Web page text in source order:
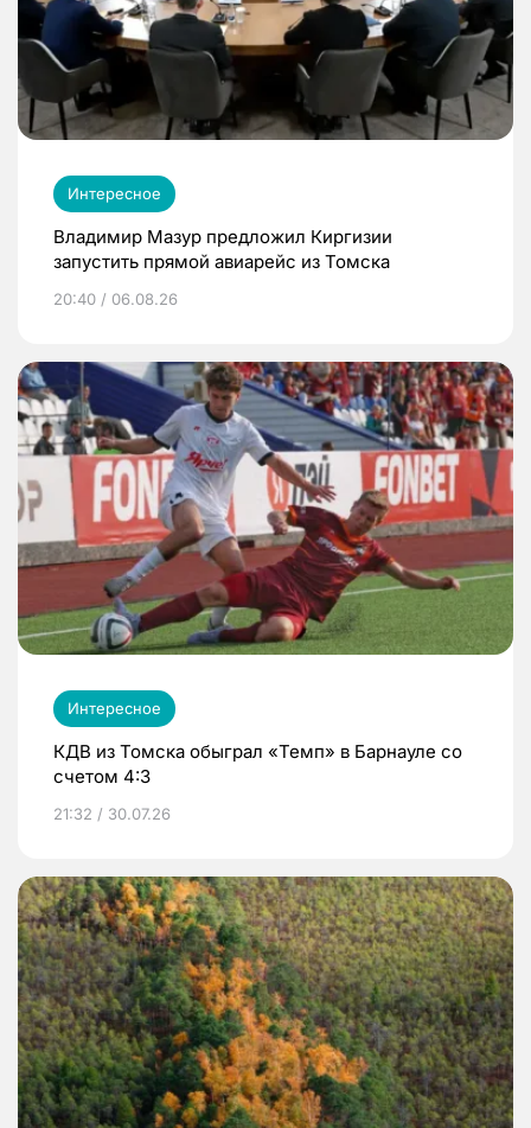
Интересное
Владимир Мазур предложил Киргизии
запустить прямой авиарейс из Томска
20:40 / 06.08.26
Интересное
КДВ из Томска обыграл «Темп» в Барнауле со
счетом 4:3
21:32 / 30.07.26